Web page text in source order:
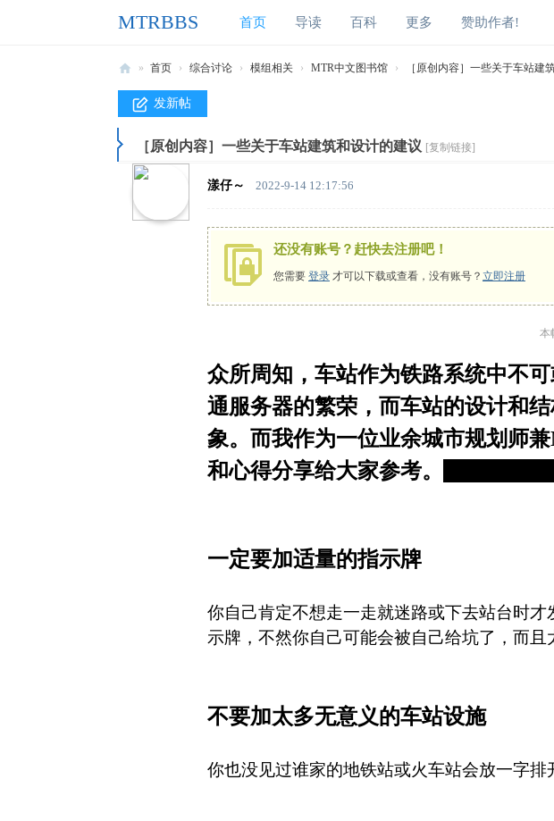
MTRBBS 首页 导读 百科 更多 赞助作者!
M
T
R
» 首页 › 综合讨论 › 模组相关 › MTR中文图书馆 › ［原创内容］一些关于车站建
发新帖
［原创内容］一些关于车站建筑和设计的建议 [复制链接]
漾仔～ 2022-9-14 12:17:56
还没有账号？赶快去注册吧！
您需要 登录 才可以下载或查看，没有账号？ 立即注册
本
众所周知，车站作为铁路系统中不
通服务器的繁荣，而车站的设计和
象。而我作为一位业余城市规划师
和心得分享给大家参考。
一定要加适量的指示牌
你自己肯定不想走一走就迷路或下去站台时
示牌，不然你自己可能会被自己给坑了，而且
不要加太多无意义的车站设施
你也没见过谁家的地铁站或火车站会放一字排